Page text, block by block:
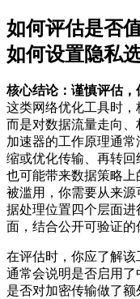
如何评估是否
如何设置隐私
核心结论：谨慎评估，
这类网络优化工具时，
而是对数据流量走向、
加速器的工作原理通
缩或优化传输、再转
也可能带来数据策略
被滥用，你需要从来
据处理位置四个层面
面，结合公开可验证的
在评估时，你应了解
通常会说明是否启用
是否对加密传输做了